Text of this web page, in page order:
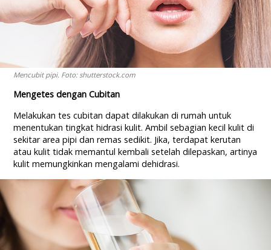
Mencubit pipi. Foto: shutterstock.com
Mengetes dengan Cubitan
Melakukan tes cubitan dapat dilakukan di rumah untuk
menentukan tingkat hidrasi kulit. Ambil sebagian kecil kulit di
sekitar area pipi dan remas sedikit. Jika, terdapat kerutan
atau kulit tidak memantul kembali setelah dilepaskan, artinya
kulit memungkinkan mengalami dehidrasi.